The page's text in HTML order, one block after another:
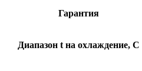
Гарантия
Диапазон t на охлаждение, С